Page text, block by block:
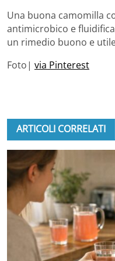
Una buona camomilla
antimicrobico e
un rimedio buono e
Foto| via Pinterest
ARTICOLI CORRELATI